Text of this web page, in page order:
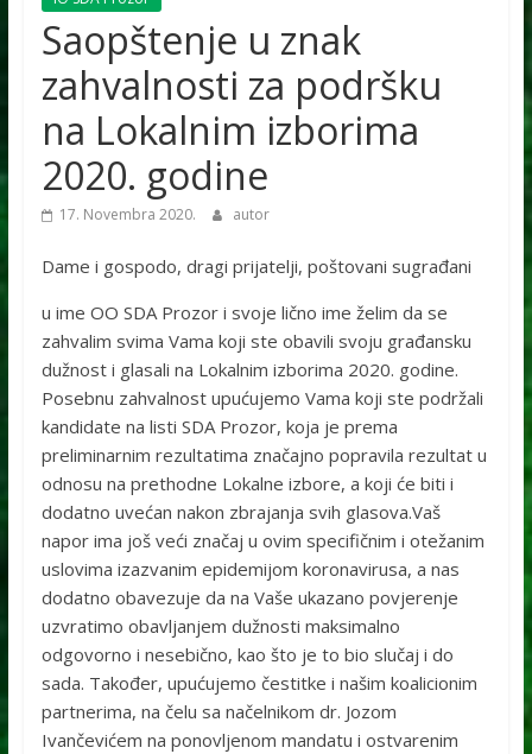
Saopštenje u znak
zahvalnosti za podršku
na Lokalnim izborima
2020. godine
17. Novembra 2020. autor
Dame i gospodo, dragi prijatelji, poštovani sugrađani
u ime OO SDA Prozor i svoje lično ime želim da se
zahvalim svima Vama koji ste obavili svoju građansku
dužnost i glasali na Lokalnim izborima 2020. godine.
Posebnu zahvalnost upućujemo Vama koji ste podržali
kandidate na listi SDA Prozor, koja je prema
preliminarnim rezultatima značajno popravila rezultat u
odnosu na prethodne Lokalne izbore, a koji će biti i
dodatno uvećan nakon zbrajanja svih glasova.Vaš
napor ima još veći značaj u ovim specifičnim i otežanim
uslovima izazvanim epidemijom koronavirusa, a nas
dodatno obavezuje da na Vaše ukazano povjerenje
uzvratimo obavljanjem dužnosti maksimalno
odgovorno i nesebično, kao što je to bio slučaj i do
sada. Također, upućujemo čestitke i našim koalicionim
partnerima, na čelu sa načelnikom dr. Jozom
Ivančevićem na ponovljenom mandatu i ostvarenim